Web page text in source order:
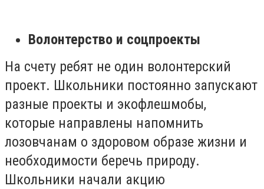
Волонтерство и соцпроекты
На счету ребят не один волонтерский
проект. Школьники постоянно запускают
разные проекты и экофлешмобы,
которые направлены напомнить
лозовчанам о здоровом образе жизни и
необходимости беречь природу.
Школьники начали акцию